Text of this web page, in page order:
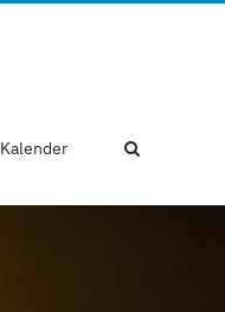
Kalender